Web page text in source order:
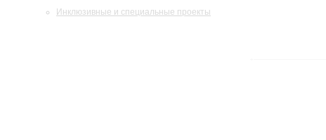
Инклюзивные и специальные проекты